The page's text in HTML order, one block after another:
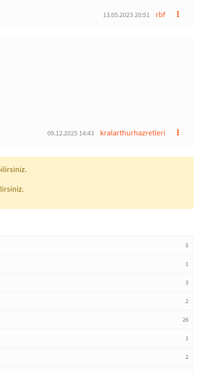
rbf
13.05.2023 20:51
kralarthurhazretleri
09.12.2025 14:43
5
1
3
2
26
1
2